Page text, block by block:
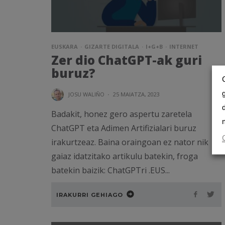
EUSKARA GIZARTE DIGITALA I+G+B INTERNET
Zer dio ChatGPT-ak guri
buruz?
JOSU WALIÑO · 25 MAIATZA, 2023
Badakit, honez gero aspertu zaretela
ChatGPT eta Adimen Artifizialari buruz
irakurtzeaz. Baina oraingoan ez nator nik
gaiaz idatzitako artikulu batekin, froga
batekin baizik: ChatGPTri .EUS...
IRAKURRI GEHIAGO